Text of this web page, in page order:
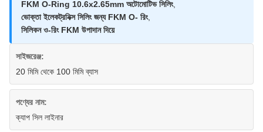
FKM O-Ring 10.6x2.65mm অটোমোটিভ সিলিং,
ভোক্তা ইলেকট্রনিক্স সিলিং জন্য FKM O- রিং,
সিলিকন ও-রিং FKM উপাদান দিয়ে
সাইজরেঞ্জ:
20 মিমি থেকে 100 মিমি ব্যাস
পণ্যের নাম:
ক্যাপ সিল লাইনার